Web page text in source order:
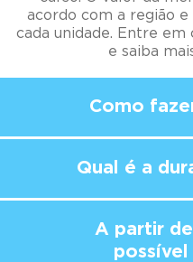
acordo com a região
cada unidade. Entre em
e saiba
Como
Qual é a
A partir
possível